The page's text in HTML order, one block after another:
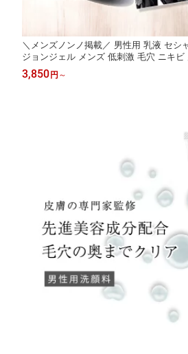
＼メンズノンノ掲載／ 男性用 乳液 セシ
ジョンジェル メンズ 低刺激 毛穴 ニキ
オールインワン 化粧品 プレゼント シミ
メンズコスメ ギフト
3,850 円 ～